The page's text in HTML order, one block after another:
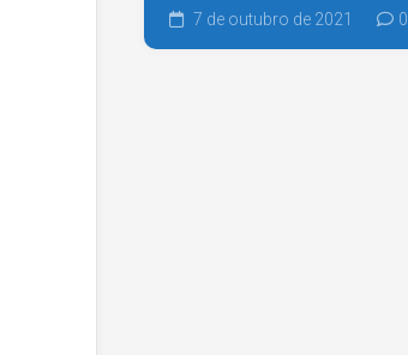
7 de outubro de 2021 0